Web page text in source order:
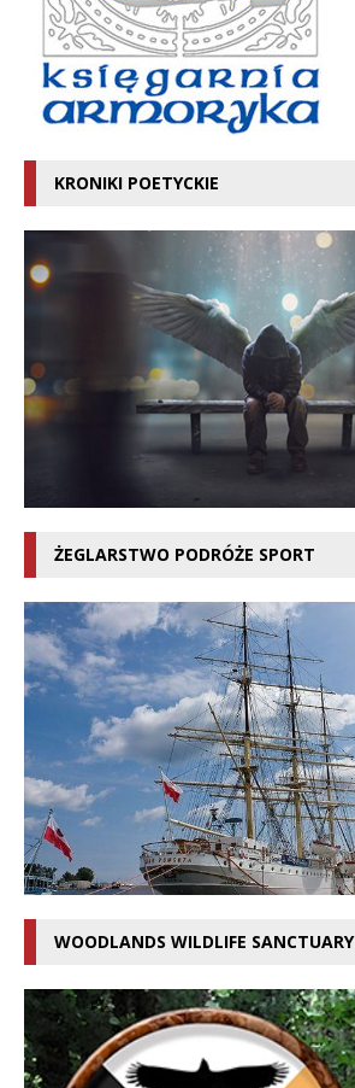
KRONIKI POETYCKIE
ŻEGLARSTWO PODRÓŻE SPORT
WOODLANDS WILDLIFE SANCTUARY